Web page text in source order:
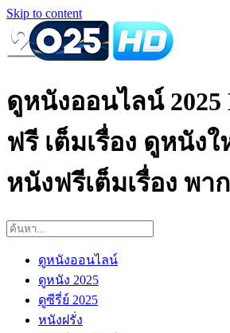
Skip to content
ดูหนังออนไลน์
ฟรี เต็มเรื่อง ดูหนังใ
หนังฟรีเต็มเรื่อง พา
ดูหนังออนไลน์
ดูหนัง 2025
ดูซีรี่ย์ 2025
หนังฝรั่ง